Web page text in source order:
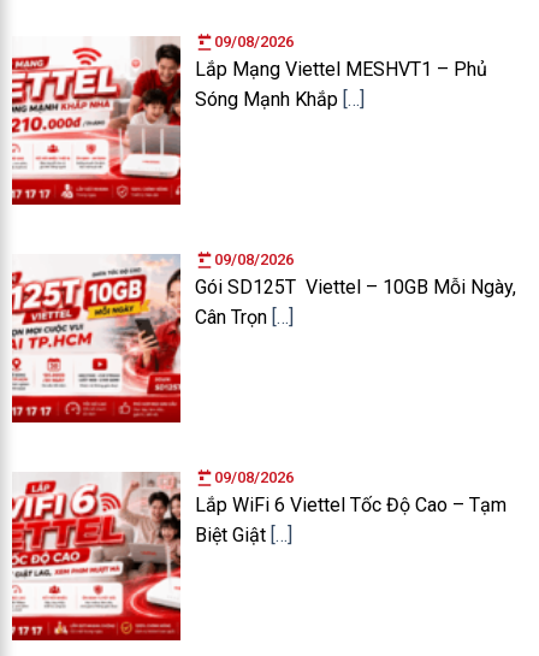
09/08/2026
Lắp Mạng Viettel MESHVT1 – Phủ
Sóng Mạnh Khắp […]
09/08/2026
Gói SD125T Viettel – 10GB Mỗi Ngày,
Cân Trọn […]
09/08/2026
Lắp WiFi 6 Viettel Tốc Độ Cao – Tạm
Biệt Giật […]